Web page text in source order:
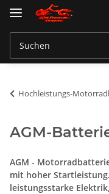
Hochleistungs-
AGM-
AGM -
mit hoher
leistungsstarke